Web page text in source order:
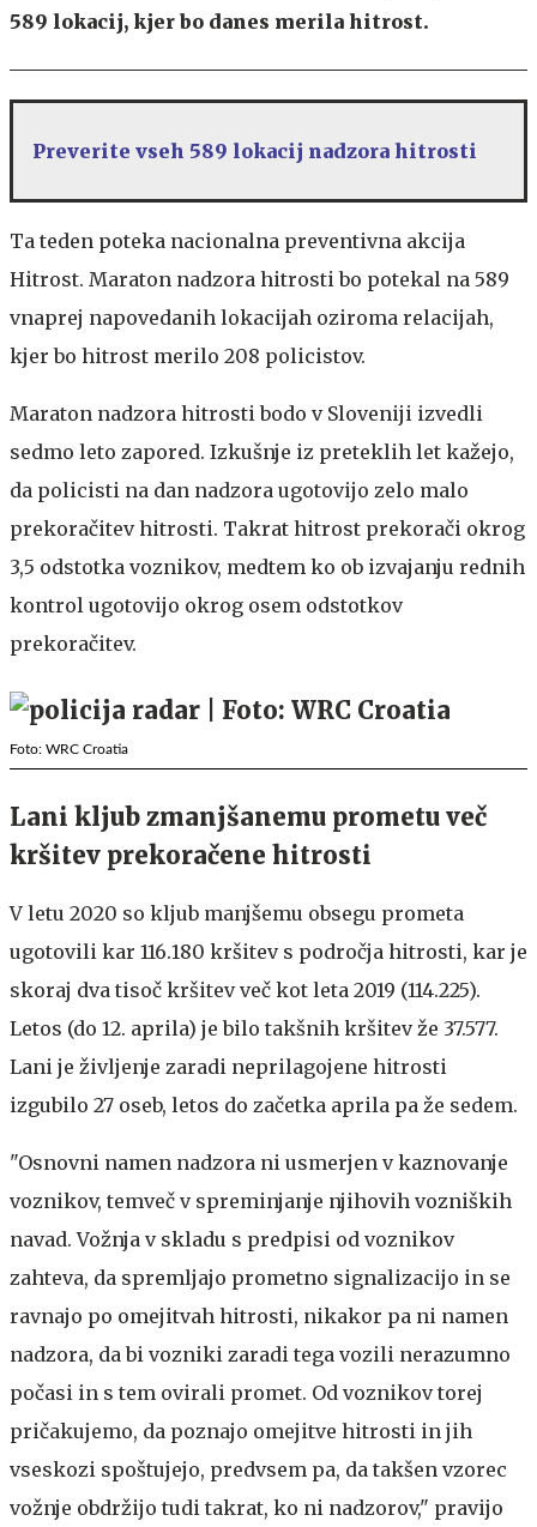
589 lokacij, kjer bo danes merila hitrost.
Preverite vseh 589 lokacij nadzora hitrosti
Ta teden poteka nacionalna preventivna akcija
Hitrost. Maraton nadzora hitrosti bo potekal na 589
vnaprej napovedanih lokacijah oziroma relacijah,
kjer bo hitrost merilo 208 policistov.
Maraton nadzora hitrosti bodo v Sloveniji izvedli
sedmo leto zapored. Izkušnje iz preteklih let kažejo,
da policisti na dan nadzora ugotovijo zelo malo
prekoračitev hitrosti. Takrat hitrost prekorači okrog
3,5 odstotka voznikov, medtem ko ob izvajanju rednih
kontrol ugotovijo okrog osem odstotkov
prekoračitev.
Foto: WRC Croatia
Lani kljub zmanjšanemu prometu več
kršitev prekoračene hitrosti
V letu 2020 so kljub manjšemu obsegu prometa
ugotovili kar 116.180 kršitev s področja hitrosti, kar je
skoraj dva tisoč kršitev več kot leta 2019 (114.225).
Letos (do 12. aprila) je bilo takšnih kršitev že 37.577.
Lani je življenje zaradi neprilagojene hitrosti
izgubilo 27 oseb, letos do začetka aprila pa že sedem.
"Osnovni namen nadzora ni usmerjen v kaznovanje
voznikov, temveč v spreminjanje njihovih vozniških
navad. Vožnja v skladu s predpisi od voznikov
zahteva, da spremljajo prometno signalizacijo in se
ravnajo po omejitvah hitrosti, nikakor pa ni namen
nadzora, da bi vozniki zaradi tega vozili nerazumno
počasi in s tem ovirali promet. Od voznikov torej
pričakujemo, da poznajo omejitve hitrosti in jih
vseskozi spoštujejo, predvsem pa, da takšen vzorec
vožnje obdržijo tudi takrat, ko ni nadzorov," pravijo